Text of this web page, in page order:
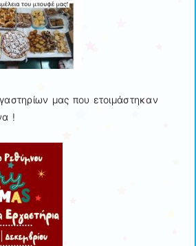
μας που ετοιμάστηκαν
!